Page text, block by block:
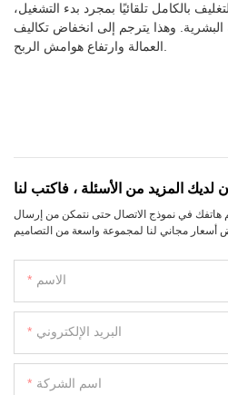
بالكامل تلقائيًا بمجرد بدء التشغيل،
وهذا يترجم إلى انخفاض تكاليف
لديك المزيد من الأسئلة ، فاكتب لنا
هاتفك في نموذج الاتصال حتى نتمكن من إرسال
الاسم
البريد الإلكتروني
اسم الشركة